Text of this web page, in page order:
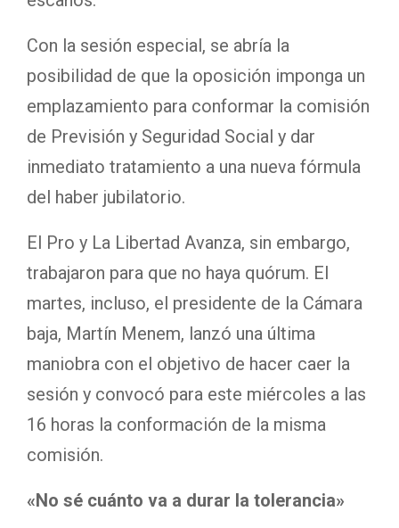
Con la sesión especial, se abría la
posibilidad de que la oposición imponga un
emplazamiento para conformar la comisión
de Previsión y Seguridad Social y dar
inmediato tratamiento a una nueva fórmula
del haber jubilatorio.
El Pro y La Libertad Avanza, sin embargo,
trabajaron para que no haya quórum. El
martes, incluso, el presidente de la Cámara
baja, Martín Menem, lanzó una última
maniobra con el objetivo de hacer caer la
sesión y convocó para este miércoles a las
16 horas la conformación de la misma
comisión.
«No sé cuánto va a durar la tolerancia»